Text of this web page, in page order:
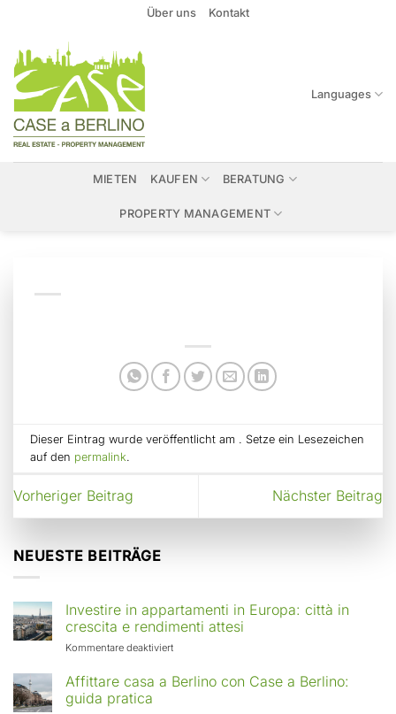
springen
Über uns Kontakt
Languages
MIETEN KAUFEN BERATUNG
PROPERTY MANAGEMENT
Dieser Eintrag wurde veröffentlicht am . Setze ein Lesezeichen
auf den permalink.
Vorheriger Beitrag Nächster Beitrag
NEUESTE BEITRÄGE
Investire in appartamenti in Europa: città in
crescita e rendimenti attesi
Kommentare deaktiviertfür
in
Affittare casa a Berlino con Case a Berlino:
guida pratica